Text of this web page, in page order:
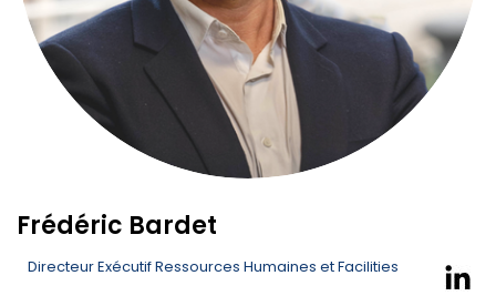
Frédéric Bardet
Directeur Exécutif Ressources Humaines et Facilities